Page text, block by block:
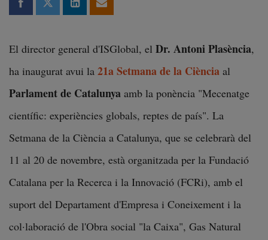
Compartir a Facebook
Compartir a Twitter
Comparteix a LinkedIn
Comparteix per email
El director general d'ISGlobal, el Dr. Antoni Plasència,
ha inaugurat avui la 21a Setmana de la Ciència al
Parlament de Catalunya amb la ponència "Mecenatge
científic: experiències globals, reptes de país". La
Setmana de la Ciència a Catalunya, que se celebrarà del
11 al 20 de novembre, està organitzada per la Fundació
Catalana per la Recerca i la Innovació (FCRi), amb el
suport del Departament d'Empresa i Coneixement i la
col·laboració de l'Obra social "la Caixa", Gas Natural